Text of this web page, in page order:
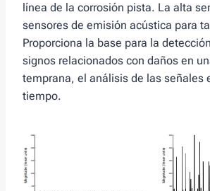
línea de la corrosión pista. La alta
sensores de emisión acústica para
Proporciona la base para la
signos relacionados con daños en
temprana, el análisis de las señales
tiempo.